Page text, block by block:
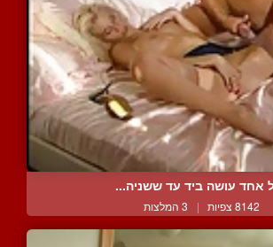
אחד עושה ביד עד ששניה...
8142 צפיות | 3 המלצות